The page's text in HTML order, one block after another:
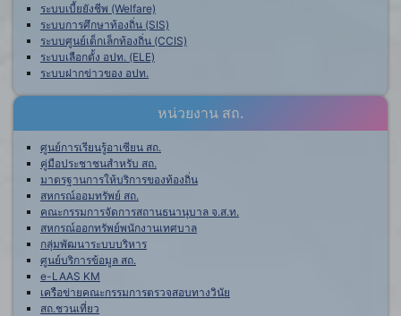
ระบบเบี้ยยังชีพ (Welfare)
ระบบการศึกษาท้องถิ่น (SIS)
ระบบศูนย์เด็กเล็กท้องถิ่น (CCIS)
ระบบเลือกตั้ง อปท. (ELE)
ระบบฝากข่าวของ อปท.
หน่วยงาน สถ.
ศูนย์การเรียนรู้อาเซียน สถ.
คู่มือประชาชนสำหรับ สถ.
มาตรฐานการให้บริการของท้องถิ่น
สหกรณ์ออมทรัพย์ สถ.
คณะกรรมการจัดการสถานธนานุบาล จ.ส.ท.
สหกรณ์ออกทรัพย์พนักงานเทศบาล
กลุ่มพัฒนาระบบบริหาร
ศูนย์บริการข้อมูล สถ.
e-LAAS KM
เครือข่ายคณะกรรมการตรวจสอบทางวินัย
สถ.ชวนเที่ยว